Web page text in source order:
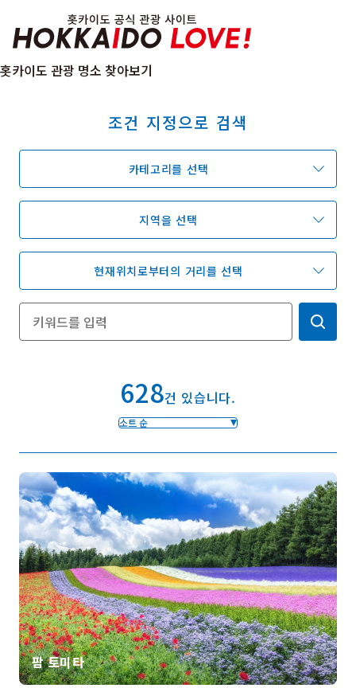
온천
지역 가이드
예약
홋카이도 둘러보기
여행 테마로 검색
7개의 국립공원
절경을 만나는 여행
기초지식
즐겨찾기
Face Insta YouT Insta Face
포토갤러리
영상갤러리
팸플릿
이용 규약
운영조직 소개
링크
언어선택
홋카이도 관광 명소 찾아보기
조건 지정으로 검색
카테고리를 선택
지역을 선택
현재위치로부터의 거리를 선택
628건 있습니다.
소트 순
팜 토미타